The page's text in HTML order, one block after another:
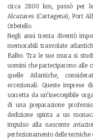
circa 2800 km, passò per
Alcazares (Cartagena), Port
Orbetello.
Negli anni trenta diventò
memorabili trasvolate
Balbo. Tra le sue mura si
uomini che parteciparono alle
quelle Atlantiche,
eccezionali. Queste imprese
sorretta da un’ineccepibile
di una preparazione
dedizione spinta a un
impulso alla nascente
perfezionamento delle